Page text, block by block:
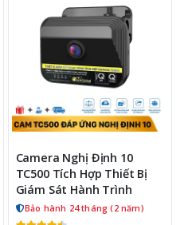
Camera Nghị Định 10
TC500 Tích Hợp Thiết Bị
Giám Sát Hành Trình
Bảo hành 24 tháng (2 năm)